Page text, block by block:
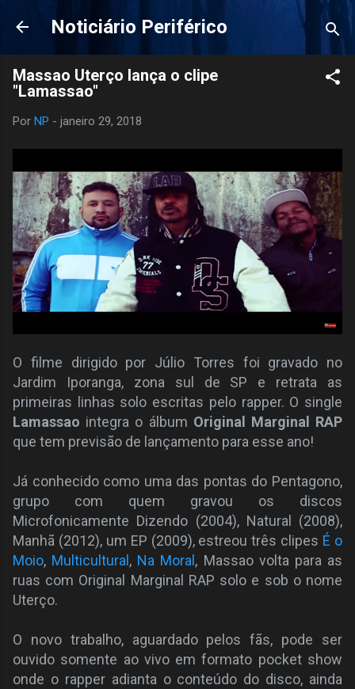
Pular para o conteúdo principal
Noticiário Periférico
Massao Uterço lança o clipe
"Lamassao"
Por NP - janeiro 29, 2018
O filme dirigido por Júlio Torres foi gravado no
Jardim Iporanga, zona sul de SP e retrata as
primeiras linhas solo escritas pelo rapper. O single
Lamassao integra o álbum Original Marginal RAP
que tem previsão de lançamento para esse ano!
Já conhecido como uma das pontas do Pentagono,
grupo com quem gravou os discos
Microfonicamente Dizendo (2004), Natural (2008),
Manhã (2012), um EP (2009), estreou três clipes É o
Moio, Multicultural, Na Moral, Massao volta para as
ruas com Original Marginal RAP solo e sob o nome
Uterço.
O novo trabalho, aguardado pelos fãs, pode ser
ouvido somente ao vivo em formato pocket show
onde o rapper adianta o conteúdo do disco, ainda